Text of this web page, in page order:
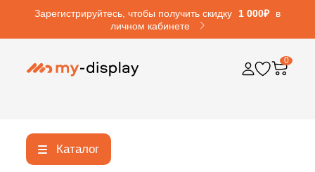
Зарегистрируйтесь, чтобы получить скидку 1 000₽
в
личном кабинете
0
Каталог